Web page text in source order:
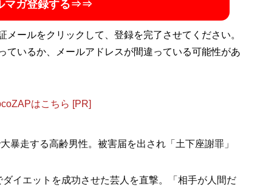
マガ登録する⇒⇒
ールをクリックして、登録を完了させてください。
いるか、メールアドレスが間違っている可能性があ
はこちら [PR]
暴走する高齢男性。被害届を出され「土下座謝罪」
イエットを成功させた芸人を直撃。「相手が人間だ